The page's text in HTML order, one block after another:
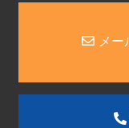
メー